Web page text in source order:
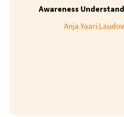
Awareness
Anja Yaari